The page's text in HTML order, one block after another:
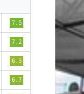
7.5
7.2
6.3
6.7